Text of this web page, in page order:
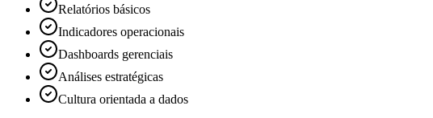
Relatórios básicos
Indicadores operacionais
Dashboards gerenciais
Análises estratégicas
Cultura orientada a dados